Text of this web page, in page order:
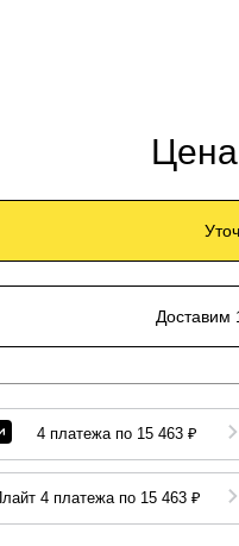
Доставим
4 платежа по 15 463 ₽
4 платежа по 15 463 ₽